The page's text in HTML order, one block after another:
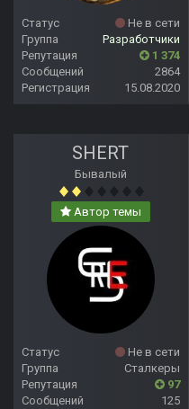
Статус
Не в сети
Группа
Разработчики
Репутация
1 374
Сообщений
2864
Регистрация
15.08.2020
SHERT
Бывалый
Автор темы
Статус
Не в сети
Группа
Сталкеры
Репутация
97
Сообщений
125